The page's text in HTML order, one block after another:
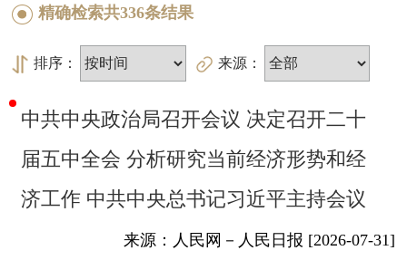
精确检索共336条结果
排序： 来源：
中共中央政治局召开会议 决定召开二十
届五中全会 分析研究当前经济形势和经
济工作 中共中央总书记习近平主持会议
来源：人民网－人民日报 [2026-07-31]